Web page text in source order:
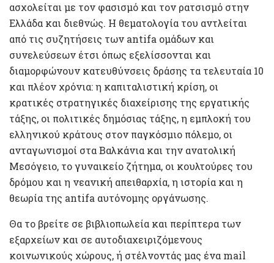
ασχολείται με τον φασισμό και τον ρατσισμό στην
Ελλάδα και διεθνώς. Η θεματολογία του αντλείται
από τις συζητήσεις των antifa ομάδων και
συνελεύσεων έτσι όπως εξελίσσονται και
διαμορφώνουν κατευθύνσεις δράσης τα τελευταία 10
και πλέον χρόνια: η καπιταλιστική κρίση, οι
κρατικές στρατηγικές διαχείρισης της εργατικής
τάξης, οι πολιτικές δημόσιας τάξης, η εμπλοκή του
ελληνικού κράτους στον παγκόσμιο πόλεμο, οι
ανταγωνισμοί στα Βαλκάνια και την ανατολική
Μεσόγειο, το γυναικείο ζήτημα, οι κουλτούρες του
δρόμου και η νεανική απειθαρχία, η ιστορία και η
θεωρία της antifa αυτόνομης οργάνωσης.
Θα το βρείτε σε βιβλιοπωλεία και περίπτερα των
εξαρχείων και σε αυτοδιαχειριζόμενους
κοινωνικούς χώρους, ή στέλνοντάς μας ένα mail